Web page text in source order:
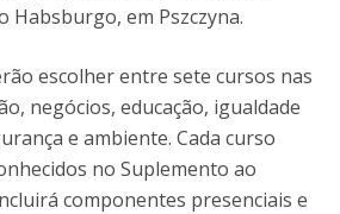
Habsburgo, em Pszczyna.
escolher entre sete cursos nas
negócios, educação, igualdade
e ambiente. Cada curso
no Suplemento ao
componentes presenciais e